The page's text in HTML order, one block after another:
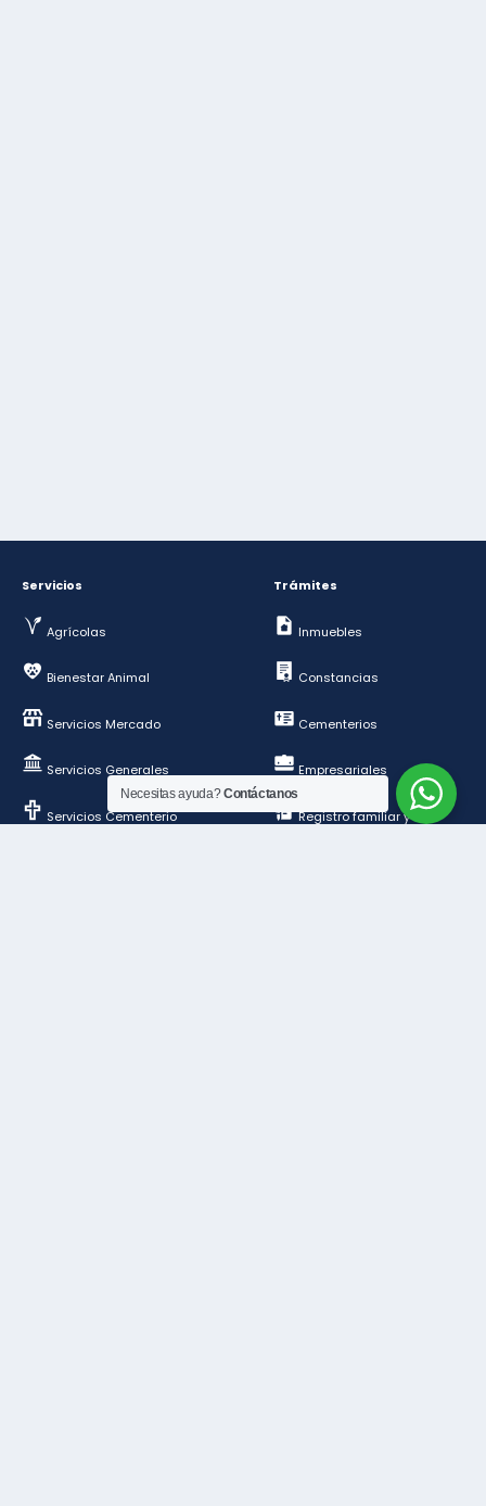
Servicios
Agrícolas
Bienestar Animal
Servicios Mercado
Servicios Generales
Servicios Cementerio
Trámites
Inmuebles
Constancias
Cementerios
Empresariales
Registro familiar y de
Necesitas ayuda?Contáctanos